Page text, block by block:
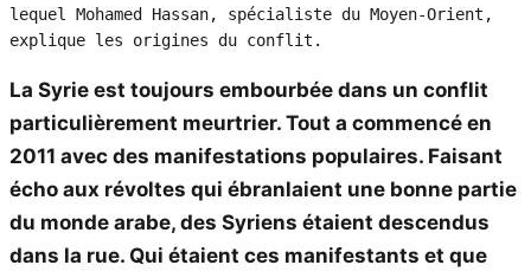
lequel Mohamed Hassan, spécialiste du Moyen-Orient,
explique les origines du conflit.
La Syrie est toujours embourbée dans un conflit
particulièrement meurtrier. Tout a commencé en
2011 avec des manifestations populaires. Faisant
écho aux révoltes qui ébranlaient une bonne partie
du monde arabe, des Syriens étaient descendus
dans la rue. Qui étaient ces manifestants et que